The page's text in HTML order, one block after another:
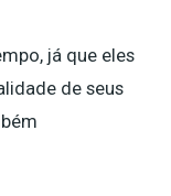
já que eles
de seus